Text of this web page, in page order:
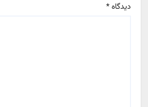
دیدگاه*